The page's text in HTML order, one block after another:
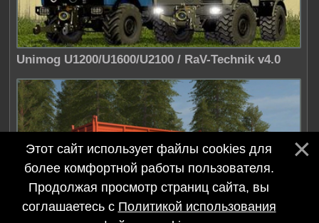
Unimog U1200/U1600/U2100 / RaV-Technik v4.0
ПТС-9 / Dimon62Rus v1.5
Этот сайт использует файлы cookies для
более комфортной работы пользователя.
Продолжая просмотр страниц сайта, вы
соглашаетесь с Политикой использования